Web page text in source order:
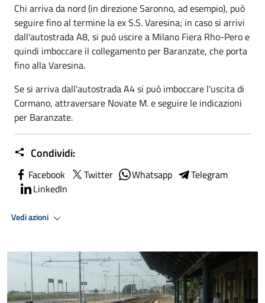
Chi arriva da nord (in direzione Saronno, ad esempio), può
seguire fino al termine la ex S.S. Varesina; in caso si arrivi
dall'autostrada A8, si può uscire a Milano Fiera Rho-Pero e
quindi imboccare il collegamento per Baranzate, che porta
fino alla Varesina.
Se si arriva dall'autostrada A4 si può imboccare l'uscita di
Cormano, attraversare Novate M. e seguire le indicazioni
per Baranzate.
Condividi:
Facebook Twitter Whatsapp
Telegram
LinkedIn
Vedi azioni